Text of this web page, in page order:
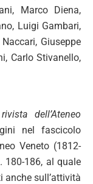
Marco Diena,
Luigi Gambari,
Giuseppe
Carlo Stivanello,
dell’Ateneo
nel fascicolo
Veneto (1812-
180-186, al quale
sull’attività